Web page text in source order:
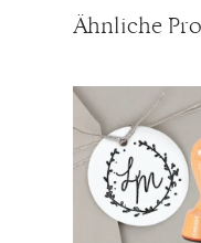
Ähnliche